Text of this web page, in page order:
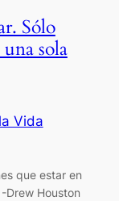
Sólo
sola
Vida
que estar en
Houston